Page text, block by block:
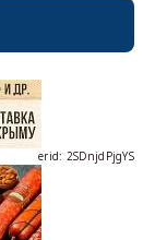
erid: 2SDnjdPjgYS